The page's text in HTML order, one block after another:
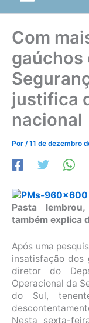
Com
gaúchos
justifica
nacional
Por /11 de dezembro
Pasta
também explica
Após uma
insatisfação dos
diretor do
Operacional da
do Sul,
Nesta sexta-